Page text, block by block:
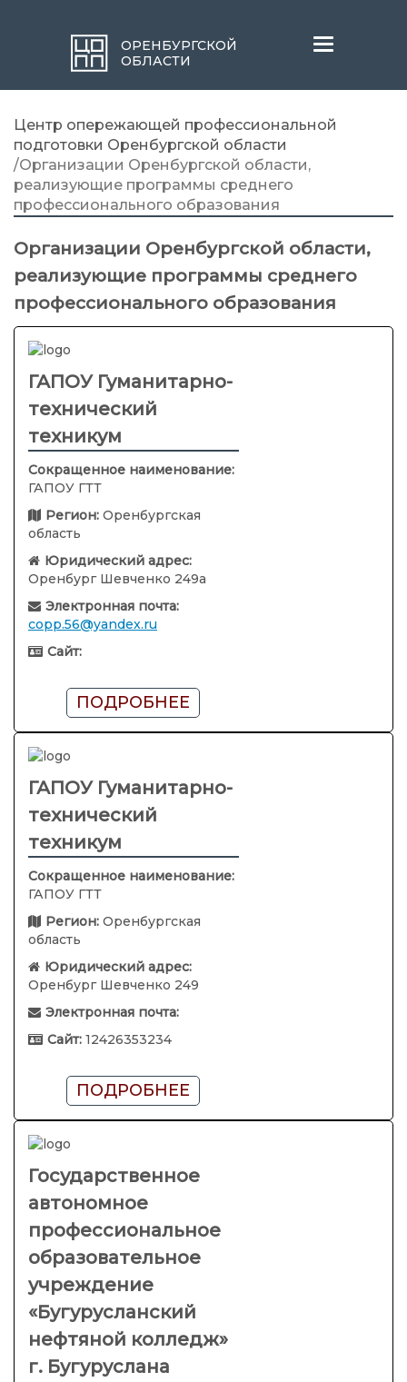
ОРЕНБУРГСКОЙ
ОБЛАСТИ
Меню
Центр опережающей профессиональной
подготовки Оренбургской области
/Организации Оренбургской области,
реализующие программы среднего
профессионального образования
Организации Оренбургской области,
реализующие программы среднего
профессионального образования
ГАПОУ Гуманитарно-
технический
техникум
Сокращенное наименование:
ГАПОУ ГТТ
Регион: Оренбургская
область
Юридический адрес:
Оренбург Шевченко 249а
Электронная почта:
copp.56@yandex.ru
Сайт:
ПОДРОБНЕЕ
ГАПОУ Гуманитарно-
технический
техникум
Сокращенное наименование:
ГАПОУ ГТТ
Регион: Оренбургская
область
Юридический адрес:
Оренбург Шевченко 249
Электронная почта:
Сайт: 12426353234
ПОДРОБНЕЕ
Государственное
автономное
профессиональное
образовательное
учреждение
«Бугурусланский
нефтяной колледж»
г. Бугуруслана